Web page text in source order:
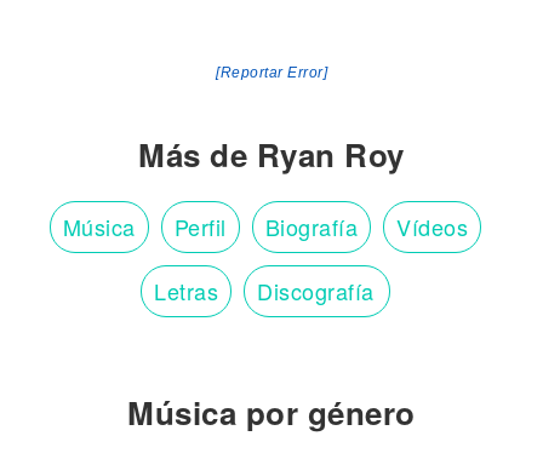
[Reportar Error]
Más de Ryan Roy
Música Perfil Biografía Vídeos
Letras Discografía
Música por género